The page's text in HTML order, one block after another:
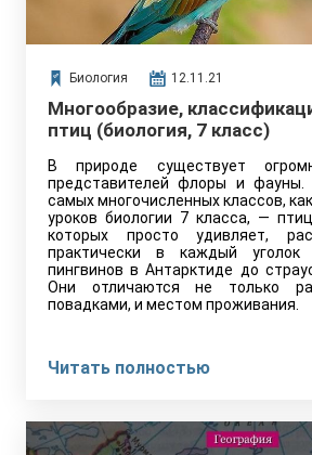
Биология 12.11.21
Многообразие,
птиц (биология, 7 класс)
В природе существует
представителей флоры и
самых многочисленных классов,
уроков биологии 7 класса, —
которых просто удивляет,
практически в каждый
пингвинов в Антарктиде до
Они отличаются не только
повадками, и местом проживания.
Читать полностью